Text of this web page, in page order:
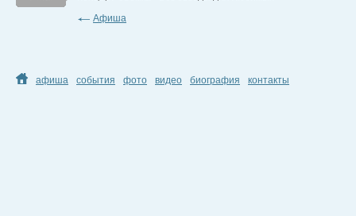
Афиша
афиша события фото видео биография контакты